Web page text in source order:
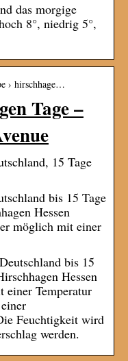
das morgige
8°, niedrig 5°,
› hirschhage…
Tage –
15 Tage
bis 15 Tage
Hessen
möglich mit einer
bis 15
Hessen
einer Temperatur
Feuchtigkeit wird
werden.